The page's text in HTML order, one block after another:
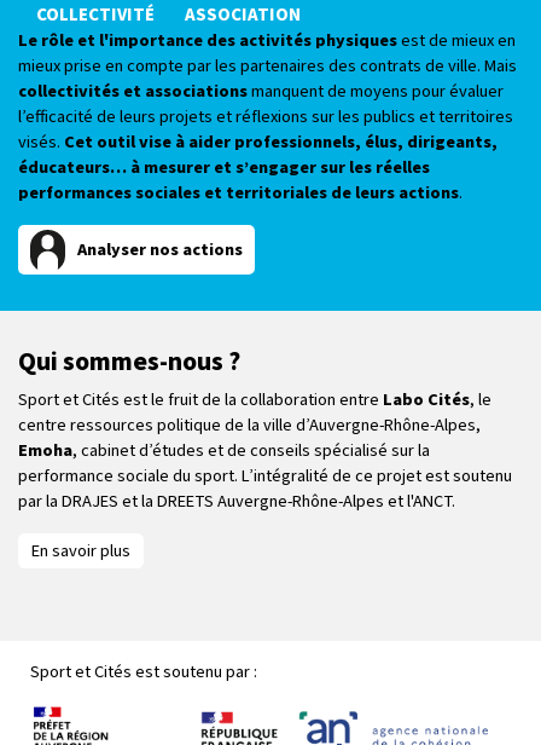
COLLECTIVITÉ
ASSOCIATION
Le rôle et l'importance des activités physiquesest de mieux en
mieux prise en compte par les partenaires des contrats de ville. Mais
collectivités et associationsmanquent de moyens pour évaluer
l’efficacité de leurs projets et réflexions sur les publics et territoires
visés. Cet outil vise à aider professionnels, élus, dirigeants,
éducateurs… à mesurer et s’engager sur les réelles
performances sociales et territoriales de leurs actions.
Analyser nos actions
Qui sommes-nous ?
Sport et Cités est le fruit de la collaboration entre Labo Cités, le
centre ressources politique de la ville d’Auvergne-Rhône-Alpes,
Emoha, cabinet d’études et de conseils spécialisé sur la
performance sociale du sport. L’intégralité de ce projet est soutenu
par la DRAJES et la DREETS Auvergne-Rhône-Alpes et l'ANCT.
En savoir plus
Sport et Cités est soutenu par :